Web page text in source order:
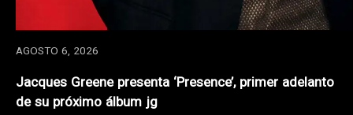
AGOSTO 6, 2026
Jacques Greene presenta ‘Presence’, primer adelanto
de su próximo álbum jg